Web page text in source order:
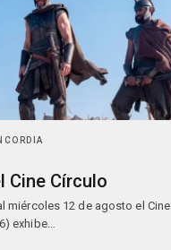
Cine Círculo
miércoles 12 de agosto el Cine
exhibe…